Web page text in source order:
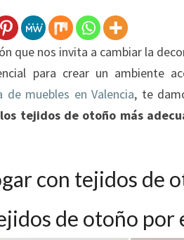
que nos invita a cambiar la
para crear un ambiente
de muebles en Valencia, te
tejidos de otoño más
con tejidos de
de otoño por